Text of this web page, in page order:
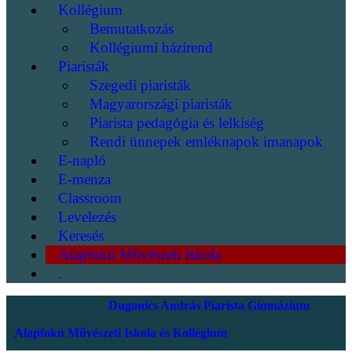
Kollégium
Bemutatkozás
Kollégiumi házirend
Piaristák
Szegedi piaristák
Magyarországi piaristák
Piarista pedagógia és lelkiség
Rendi ünnepek emléknapok imanapok
E-napló
E-menza
Classroom
Levelezés
Keresés
Alapfokú Művészeti Iskola
.
Dugonics András Piarista Gimnázium
Alapfokú Művészeti Iskola és Kollégium